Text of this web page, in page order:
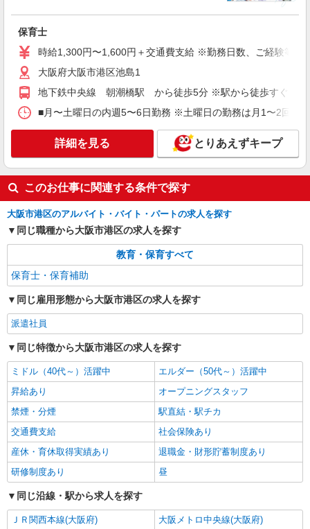
キープ
社会福祉法人 淳風会
認可保育園での保育士
時給1,254円〜1,655円 （処遇改善費 55円込
大阪府大阪市湊区波除5丁目4－7
キープ 詳細を見る
正社員 職業紹介
174,000円〜180,000円 業務手当 6,000円 調整手
当：32,000円 資格手当：7,000円〜9,000円 別途処
昇給：0〜2.00％/月（前年度実績） 賞与：年2回、
計 4.00ヶ月分（前年度実績）
キープ
正社員 職業紹介
社会福祉法人 淳風会
定員144名の認可保育園での保育士
月給 220,000円〜227,000円 別途処遇改善手
当：7000円〜8000円/年（前年度実績） 賞与：年2
回、計 4.00ヶ月分（前年度実績）
大阪府大阪市港区波除１丁目６－６
キープ
保育士
時給1,300円〜1,600円＋交通費支給 ※勤務日数、ご経験等に
大阪府大阪市港区池島1
地下鉄中央線 朝潮橋駅 から徒歩5分 ※駅から徒歩すぐ♪
■月〜土曜日の内週5〜6日勤務 ※土曜日の勤務は月1〜2回
詳細を見る とりあえずキープ
このお仕事に関連する条件で探す
大阪市港区のアルバイト・バイト・パートの求人を探す
同じ職種から大阪市港区の求人を探す
教育・保育すべて
保育士・保育補助
同じ雇用形態から大阪市港区の求人を探す
派遣社員
同じ特徴から大阪市港区の求人を探す
ミドル（40代～）活躍中
エルダー（50代～）活躍中
昇給あり
オープニングスタッフ
禁煙・分煙
駅直結・駅チカ
交通費支給
社会保険あり
産休・育休取得実績あり
退職金・財形貯蓄制度あり
研修制度あり
昼
同じ沿線・駅から求人を探す
ＪＲ関西本線(大阪府)
大阪メトロ中央線(大阪府)